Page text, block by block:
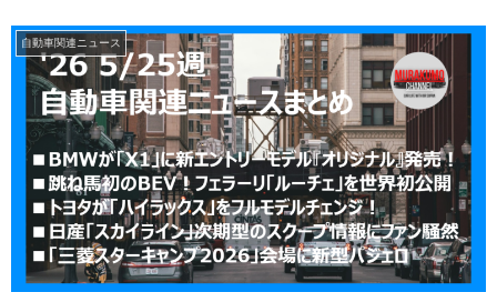
自動車関連ニュース